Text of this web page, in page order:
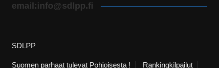
email:info@sdlpp.fi
SDLPP
Suomen parhaat tulevat Pohjoisesta ! Rankingkilpailut